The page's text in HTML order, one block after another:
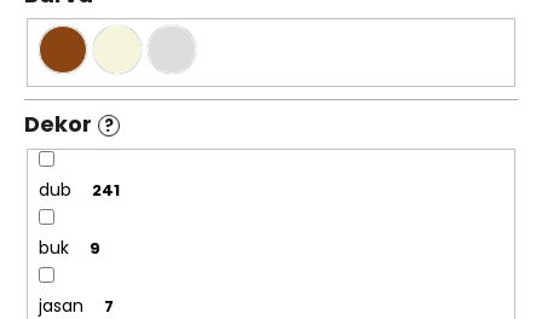
Dekor ?
dub 241
buk 9
jasan 7